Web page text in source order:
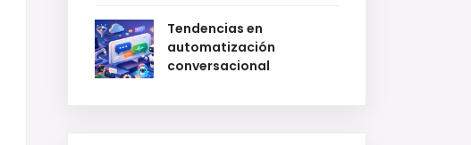
Tendencias en
automatización
conversacional